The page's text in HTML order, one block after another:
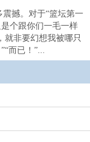
撼。对于“篮坛第一
个跟你们一毛一样
就非要幻想我被哪只
而已！”...